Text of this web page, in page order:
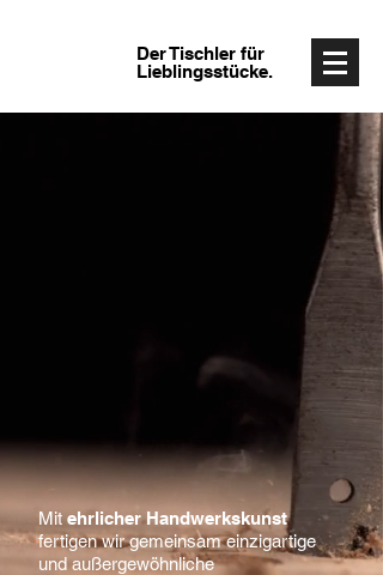
Der Tischler für
Lieblingsstücke.
Mitehrlicher Handwerkskunst
fertigen wir gemeinsam einzigartige
und außergewöhnliche